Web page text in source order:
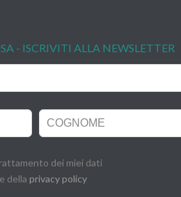
- ISCRIVITI ALLA NEWSLETTER
dei miei dati
della privacy policy